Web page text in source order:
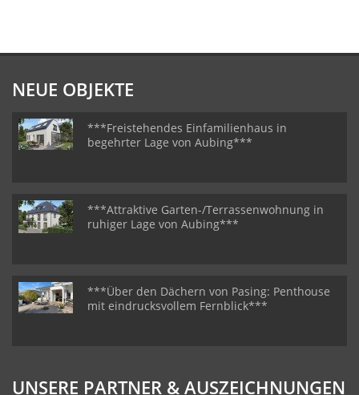
NEUE OBJEKTE
***Freistehendes Einfamilienhaus in
begehrter Lage von Aubing***
***Attraktive Garten-/Terrassenwohnung in
ruhiger Lage von Aubing***
***Über den Dächern von Pasing: Penthouse
mit eindrucksvollem Fernblick***
UNSERE PARTNER & AUSZEICHNUNGEN